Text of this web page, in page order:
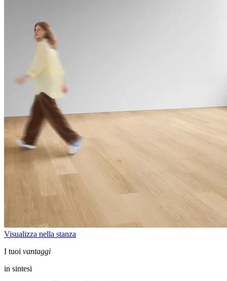
Visualizza nella stanza
I tuoi vantaggi
in sintesi